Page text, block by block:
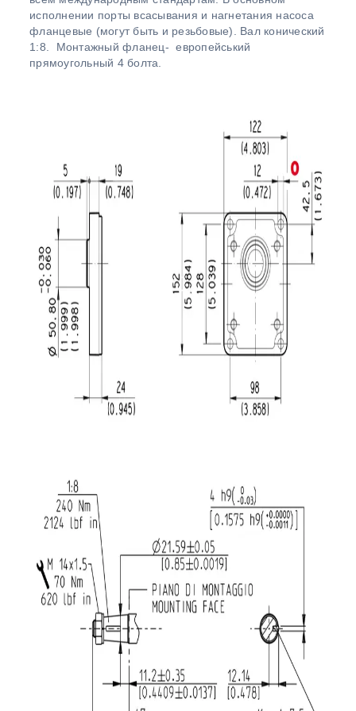
исполнении порты всасывания и нагнетания насоса
фланцевые (могут быть и резьбовые). Вал конический
1:8. Монтажный фланец- европейський
прямоугольный 4 болта.